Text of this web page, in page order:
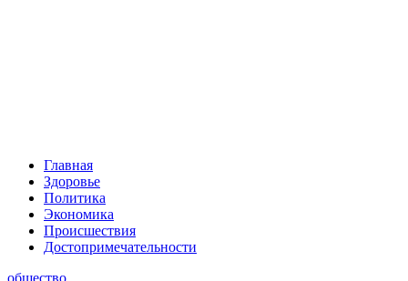
Главная
Здоровье
Политика
Экономика
Происшествия
Достопримечательности